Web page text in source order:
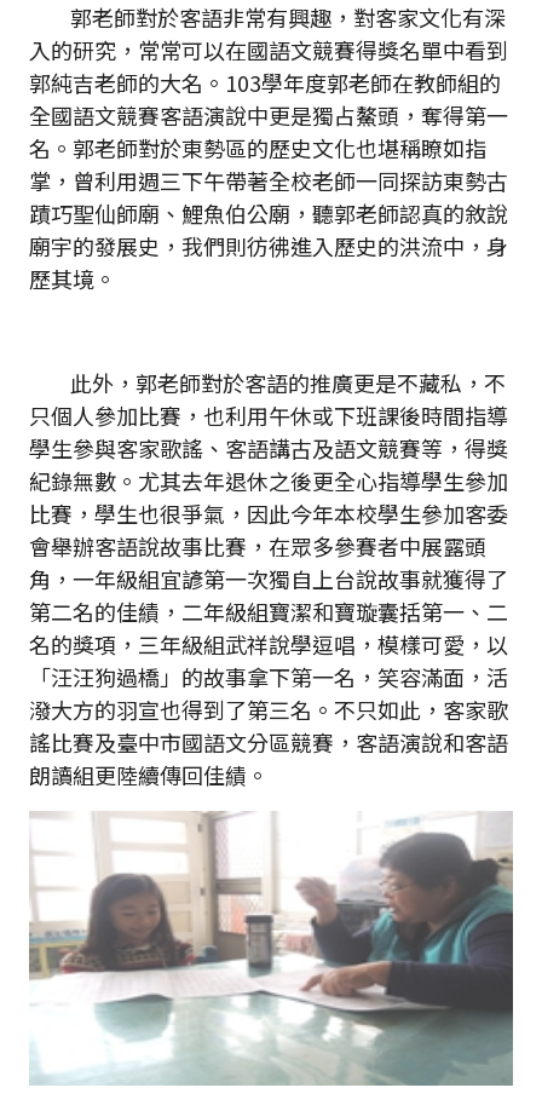
郭老師對於客語非常有興趣，對客家文化有深
入的研究，常常可以在國語文競賽得獎名單中看到
郭純吉老師的大名。103學年度郭老師在教師組的
全國語文競賽客語演說中更是獨占鰲頭，奪得第一
名。郭老師對於東勢區的歷史文化也堪稱瞭如指
掌，曾利用週三下午帶著全校老師一同探訪東勢古
蹟巧聖仙師廟、鯉魚伯公廟，聽郭老師認真的敘說
廟宇的發展史，我們則彷彿進入歷史的洪流中，身
歷其境。
此外，郭老師對於客語的推廣更是不藏私，不
只個人參加比賽，也利用午休或下班課後時間指導
學生參與客家歌謠、客語講古及語文競賽等，得獎
紀錄無數。尤其去年退休之後更全心指導學生參加
比賽，學生也很爭氣，因此今年本校學生參加客委
會舉辦客語說故事比賽，在眾多參賽者中展露頭
角，一年級組宜諺第一次獨自上台說故事就獲得了
第二名的佳績，二年級組寶潔和寶璇囊括第一、二
名的獎項，三年級組武祥說學逗唱，模樣可愛，以
「汪汪狗過橋」的故事拿下第一名，笑容滿面，活
潑大方的羽宣也得到了第三名。不只如此，客家歌
謠比賽及臺中市國語文分區競賽，客語演說和客語
朗讀組更陸續傳回佳績。